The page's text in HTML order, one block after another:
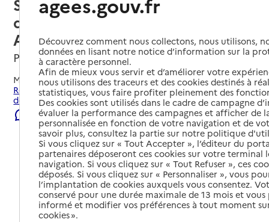
domicile – SSIAD - Association
AGIR pour la santé à domicile
Pont-de-Roide-Vermondans, DOUBS
Mis à jour le07/08/2026
Rechercher les établissements et services autour de Pont-
de-Roide-Vermondans.
Signaler une erreur
Découvrez comment nous collectons, nous utilisons,
données en lisant notre notice d’information sur la
à caractère personnel.
Afin de mieux vous servir et d’améliorer votre
nous utilisons des traceurs et des cookies destinés à
statistiques, vous faire profiter pleinement des
Des cookies sont utilisés dans le cadre de campagne
évaluer la performance des campagnes et afficher de
personnalisée en fonction de votre navigation et de
savoir plus, consultez la partie sur notre politique
Si vous cliquez sur « Tout Accepter », l’éditeur du
partenaires déposeront ces cookies sur votre terminal
navigation. Si vous cliquez sur « Tout Refuser », ces
déposés. Si vous cliquez sur « Personnaliser », vous
l’implantation de cookies auxquels vous consentez.
conservé pour une durée maximale de 13 mois et
informé et modifier vos préférences à tout moment
cookies ».